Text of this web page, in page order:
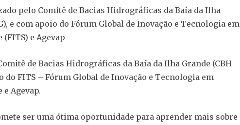
pelo Comitê de Bacias Hidrográficas da Baía da Ilha
e com apoio do Fórum Global de Inovação e Tecnologia em
e Agevap
de Bacias Hidrográficas da Baía da Ilha Grande (CBH
do FITS – Fórum Global de Inovação e Tecnologia em
e Agevap.
ser uma ótima oportunidade para aprender mais sobre